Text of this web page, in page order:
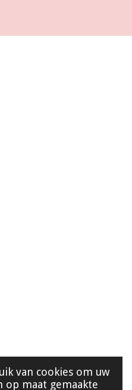
van cookies om uw
maat gemaakte